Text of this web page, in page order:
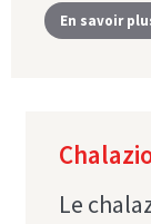
En savoir
Le